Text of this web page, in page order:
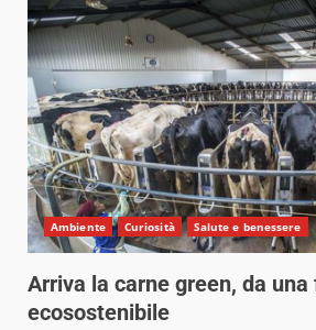
Ambiente Curiosità Salute e benessere
Arriva la carne green, da
ecosostenibile